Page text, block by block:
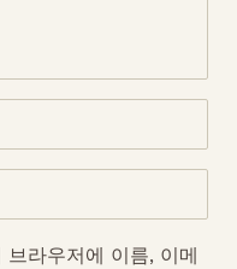
라우저에 이름, 이메